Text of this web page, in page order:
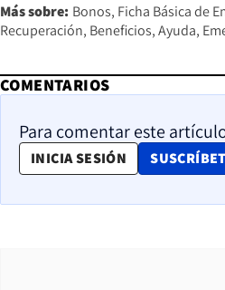
Más sobre: Bonos Ficha Básica de
Recuperación Beneficios Ayuda
COMENTARIOS
Para comentar este
INICIA SESIÓN OPENS IN